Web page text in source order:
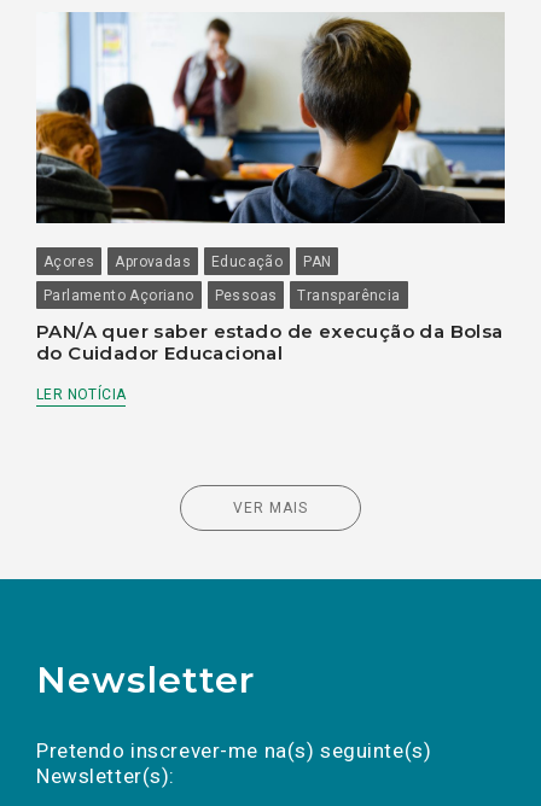
Açores Aprovadas Educação
PAN
Parlamento Açoriano
Pessoas Transparência
PAN/A quer saber estado de execução da Bolsa
do Cuidador Educacional
LER NOTÍCIA
VER MAIS
Newsletter
Pretendo inscrever-me na(s) seguinte(s)
Newsletter(s):
a(s) newsletter(s).
mail